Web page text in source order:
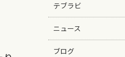
テブラビ
ニュース
ブログ